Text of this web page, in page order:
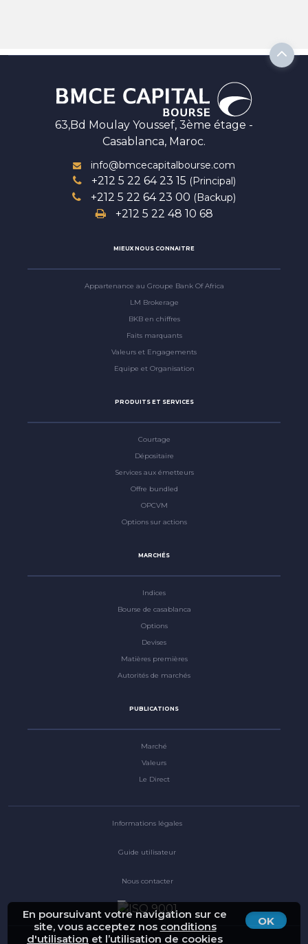
OK
En poursuivant votre navigation sur ce
site, vous acceptez nos conditions
d'utilisation et l’utilisation de cookies
63,Bd Moulay Youssef, 3ème étage -
Casablanca, Maroc.
info@bmcecapitalbourse.com
+212 5 22 64 23 15 (Principal)
+212 5 22 64 23 00 (Backup)
+212 5 22 48 10 68
MIEUX NOUS CONNAITRE
Appartenance au Groupe Bank Of Africa
LM Brokerage
BKB en chiffres
Faits marquants
Valeurs et Engagements
Equipe et Organisation
PRODUITS ET SERVICES
Courtage
Dépositaire
Services aux émetteurs
Offre bundled
OPCVM
Options sur actions
MARCHÉS
Indices
Bourse de casablanca
Options
Devises
Matières premières
Autorités de marchés
PUBLICATIONS
Marché
Valeurs
Le Direct
Informations légales
Guide utilisateur
Nous contacter